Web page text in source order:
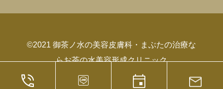
©2021 御茶ノ水の美容皮膚科・まぶたの治療な
らお茶の水美容形成クリニック